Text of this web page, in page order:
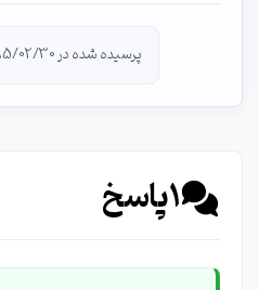
پرسیده شده در 1395/02/30 توسط
1پاسخ